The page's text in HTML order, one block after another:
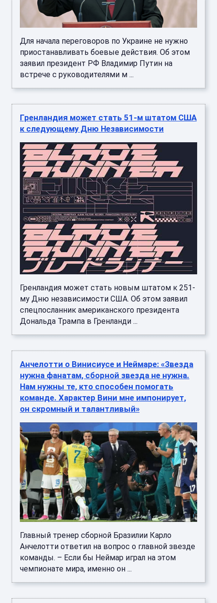
Для начала переговоров по Украине не нужно
приостанавливать боевые действия. Об этом
заявил президент РФ Владимир Путин на
встрече с руководителями м ...
Гренландия может стать 51-м штатом США
к следующему Дню Независимости
Гренландия может стать новым штатом к 251-
му Дню независимости США. Об этом заявил
спецпосланник американского президента
Дональда Трампа в Гренланди ...
Анчелотти о Винисиусе и Неймаре: «Звезда
нужна фанатам, сборной звезда не нужна.
Нам нужны те, кто способен помогать
команде. Характер Вини мне импонирует,
он скромный и талантливый»
Главный тренер сборной Бразилии Карло
Анчелотти ответил на вопрос о главной звезде
команды. – Если бы Неймар играл на этом
чемпионате мира, именно он ...